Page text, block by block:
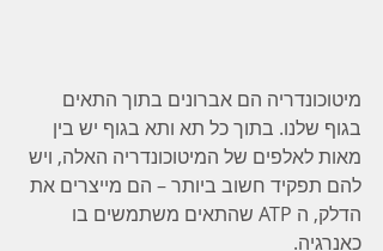
מיטוכונדריה הם אברונים בתוך התאים
בגוף שלנו. בתוך כל תא ותא בגוף יש בין
מאות לאלפים של המיטוכונדריה האלה, ויש
להם תפקיד חשוב ביותר – הם מייצרים את
הדלק, ה ATP שהתאים משתמשים בו
כאנרגיה.